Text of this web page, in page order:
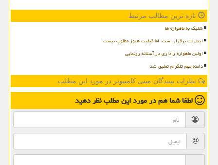
تازه ترین مطالب مرتبط
شلیک به ماهواره ها
اینترنت برقرار است، اما کیفیت هنوز مطلوب نیست
اولین ماهواره راداری در آستانه رونمایی
دامنه مهم تلگرام تعلیق شد
نظرات بینندگان مینی کامپیوتر در مورد این مطلب
لطفا شما همدر مورد این مطلبنظر دهید